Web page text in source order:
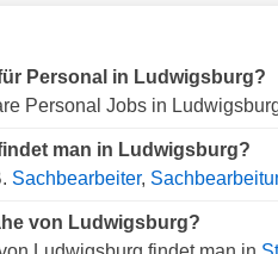
Personal in Ludwigsburg?
Personal Jobs in
man in Ludwigsburg?
Sachbearbeiter,
von Ludwigsburg?